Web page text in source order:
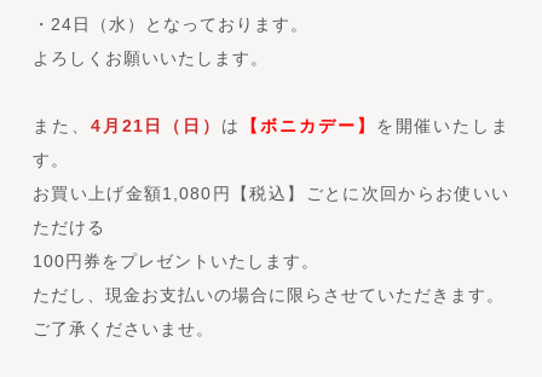
・24日（水）となっております。
よろしくお願いいたします。
また、 4月21日（日） は 【ボニカデー】 を開催いたしま
す。
お買い上げ金額1,080円【税込】ごとに次回からお使いい
ただける
100円券をプレゼントいたします。
ただし、現金お支払いの場合に限らさせていただきます。
ご了承くださいませ。